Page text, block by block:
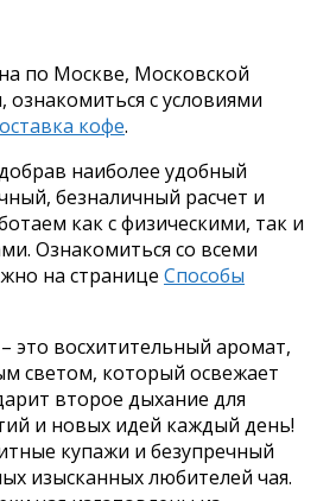
по Москве, Московской
ознакомиться с условиями
кофе.
наиболее удобный
безналичный расчет и
как с физическими, так и
Ознакомиться со всеми
на странице Способы
это восхитительный аромат,
светом, который освежает
второе дыхание для
и новых идей каждый день!
купажи и безупречный
изысканных любителей чая.